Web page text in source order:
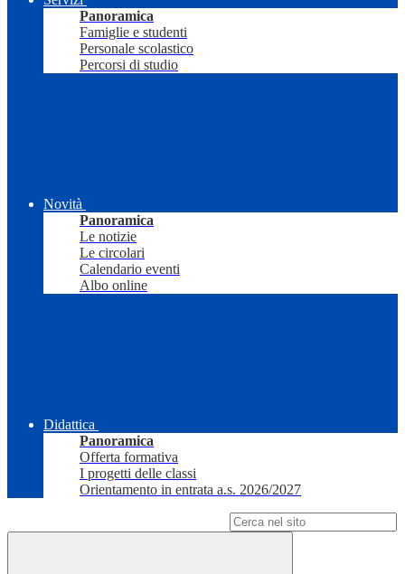
Panoramica
Famiglie e studenti
Personale scolastico
Percorsi di studio
Novità
Panoramica
Le notizie
Le circolari
Calendario eventi
Albo online
Didattica
Panoramica
Offerta formativa
I progetti delle classi
Orientamento in entrata a.s. 2026/2027